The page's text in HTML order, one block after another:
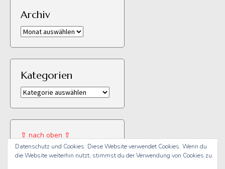
Archiv
Archiv
Kategorien
Kategorien
⇧ nach oben ⇧
Datenschutz und Cookies: Diese Website verwendet Cookies. Wenn du
die Website weiterhin nutzt, stimmst du der Verwendung von Cookies zu.